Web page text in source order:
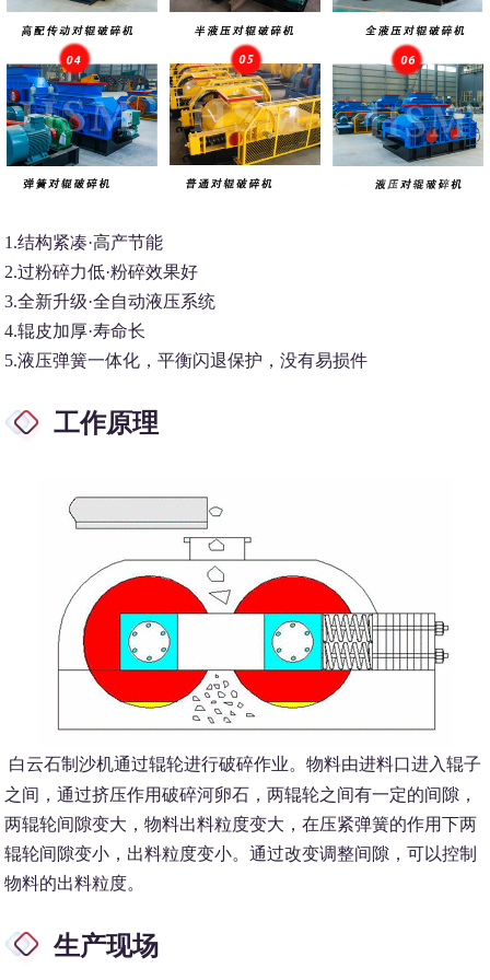
1.结构紧凑·高产节能
2.过粉碎力低·粉碎效果好
3.全新升级·全自动液压系统
4.辊皮加厚·寿命长
5.液压弹簧一体化，平衡闪退保护，没有易损件
工作原理
白云石制沙机通过辊轮进行破碎作业。物料由进料口进入辊子
之间，通过挤压作用破碎河卵石，两辊轮之间有一定的间隙，
两辊轮间隙变大，物料出料粒度变大，在压紧弹簧的作用下两
辊轮间隙变小，出料粒度变小。通过改变调整间隙，可以控制
物料的出料粒度。
生产现场